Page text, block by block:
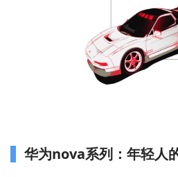
华为nova系列：年轻人